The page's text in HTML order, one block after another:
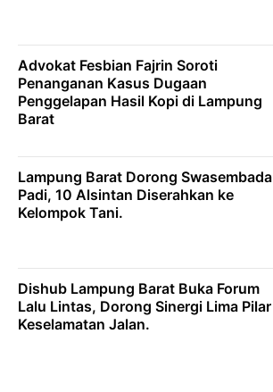
Advokat Fesbian Fajrin Soroti
Penanganan Kasus Dugaan
Penggelapan Hasil Kopi di Lampung
Barat
Lampung Barat Dorong Swasembada
Padi, 10 Alsintan Diserahkan ke
Kelompok Tani.
Dishub Lampung Barat Buka Forum
Lalu Lintas, Dorong Sinergi Lima Pilar
Keselamatan Jalan.